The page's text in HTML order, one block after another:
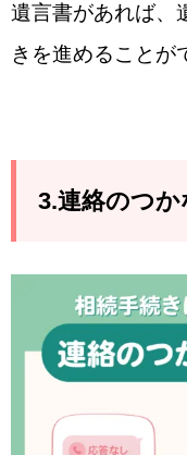
遺言書があれば、
きを進めることが
3.連絡のつ